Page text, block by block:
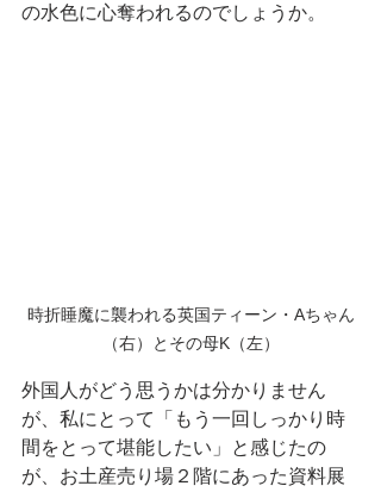
の水色に心奪われるのでしょうか。
時折睡魔に襲われる英国ティーン・Aちゃん
（右）とその母K（左）
外国人がどう思うかは分かりません
が、私にとって「もう一回しっかり時
間をとって堪能したい」と感じたの
が、お土産売り場２階にあった資料展